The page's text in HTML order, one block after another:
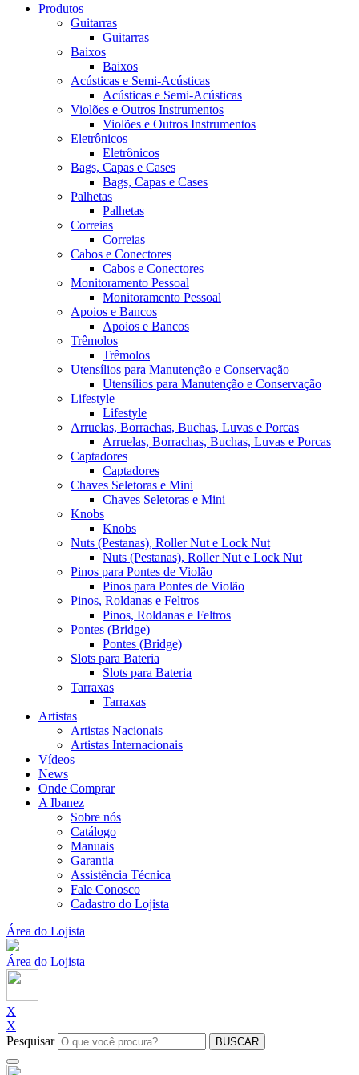
Produtos
Guitarras
Guitarras
Baixos
Baixos
Acústicas e Semi-Acústicas
Acústicas e Semi-Acústicas
Violões e Outros Instrumentos
Violões e Outros Instrumentos
Eletrônicos
Eletrônicos
Bags, Capas e Cases
Bags, Capas e Cases
Palhetas
Palhetas
Correias
Correias
Cabos e Conectores
Cabos e Conectores
Monitoramento Pessoal
Monitoramento Pessoal
Apoios e Bancos
Apoios e Bancos
Trêmolos
Trêmolos
Utensílios para Manutenção e Conservação
Utensílios para Manutenção e Conservação
Lifestyle
Lifestyle
Arruelas, Borrachas, Buchas, Luvas e Porcas
Arruelas, Borrachas, Buchas, Luvas e Porcas
Captadores
Captadores
Chaves Seletoras e Mini
Chaves Seletoras e Mini
Knobs
Knobs
Nuts (Pestanas), Roller Nut e Lock Nut
Nuts (Pestanas), Roller Nut e Lock Nut
Pinos para Pontes de Violão
Pinos para Pontes de Violão
Pinos, Roldanas e Feltros
Pinos, Roldanas e Feltros
Pontes (Bridge)
Pontes (Bridge)
Slots para Bateria
Slots para Bateria
Tarraxas
Tarraxas
Artistas
Artistas Nacionais
Artistas Internacionais
Vídeos
News
Onde Comprar
A Ibanez
Sobre nós
Catálogo
Manuais
Garantia
Assistência Técnica
Fale Conosco
Cadastro do Lojista
Área do Lojista
Área do Lojista
X
X
Pesquisar
BUSCAR